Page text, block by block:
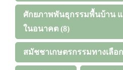
ศักยภาพพันธุกรรมพื้นบ้าน
ในอนาคต (8)
สมัชชาเกษตรกรรมทางเลือ